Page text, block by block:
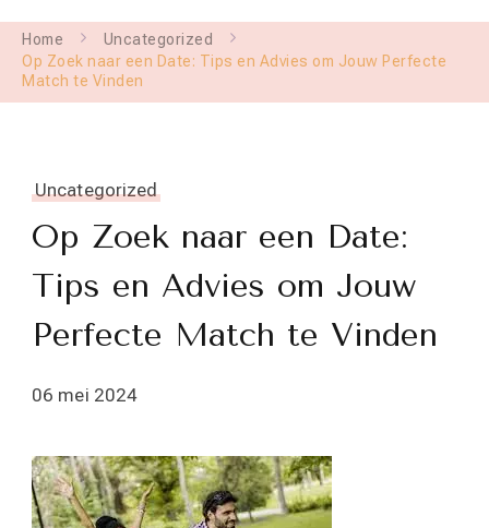
Home
Uncategorized
Op Zoek naar een Date: Tips en Advies om Jouw Perfecte
Match te Vinden
Uncategorized
Op Zoek naar een Date:
Tips en Advies om Jouw
Perfecte Match te Vinden
06 mei 2024